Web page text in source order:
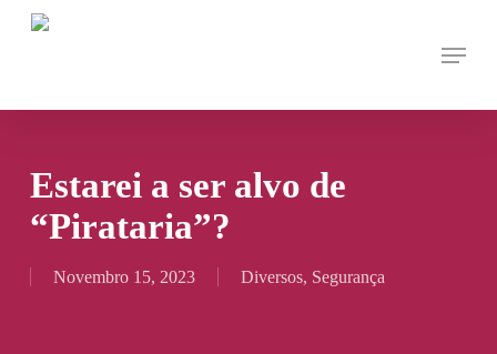
Menu
Estarei a ser alvo de
“Pirataria”?
Novembro 15, 2023 Diversos, Segurança